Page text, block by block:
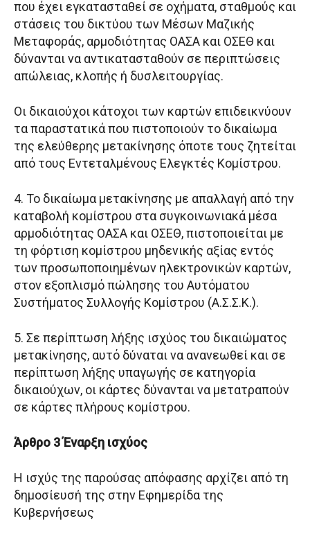
που έχει εγκατασταθεί σε οχήματα, σταθμούς και
στάσεις του δικτύου των Μέσων Μαζικής
Μεταφοράς, αρμοδιότητας ΟΑΣΑ και ΟΣΕΘ και
δύνανται να αντικατασταθούν σε περιπτώσεις
απώλειας, κλοπής ή δυσλειτουργίας.
Οι δικαιούχοι κάτοχοι των καρτών επιδεικνύουν
τα παραστατικά που πιστοποιούν το δικαίωμα
της ελεύθερης μετακίνησης όποτε τους ζητείται
από τους Εντεταλμένους Ελεγκτές Κομίστρου.
4. Το δικαίωμα μετακίνησης με απαλλαγή από την
καταβολή κομίστρου στα συγκοινωνιακά μέσα
αρμοδιότητας ΟΑΣΑ και ΟΣΕΘ, πιστοποιείται με
τη φόρτιση κομίστρου μηδενικής αξίας εντός
των προσωποποιημένων ηλεκτρονικών καρτών,
στον εξοπλισμό πώλησης του Αυτόματου
Συστήματος Συλλογής Κομίστρου (Α.Σ.Σ.Κ.).
5. Σε περίπτωση λήξης ισχύος του δικαιώματος
μετακίνησης, αυτό δύναται να ανανεωθεί και σε
περίπτωση λήξης υπαγωγής σε κατηγορία
δικαιούχων, οι κάρτες δύνανται να μετατραπούν
σε κάρτες πλήρους κομίστρου.
Άρθρο 3 Έναρξη ισχύος
Η ισχύς της παρούσας απόφασης αρχίζει από τη
δημοσίευσή της στην Εφημερίδα της
Κυβερνήσεως